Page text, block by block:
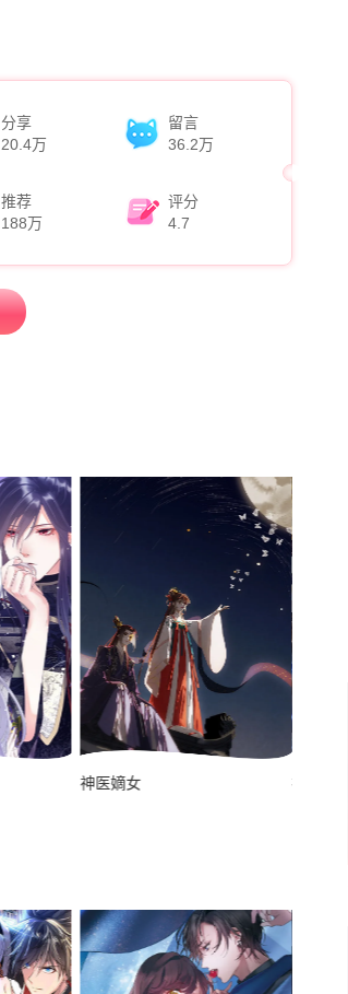
分享
20.4万
留言
36.2万
推荐
188万
评分
4.7
神医嫡女 神武天尊